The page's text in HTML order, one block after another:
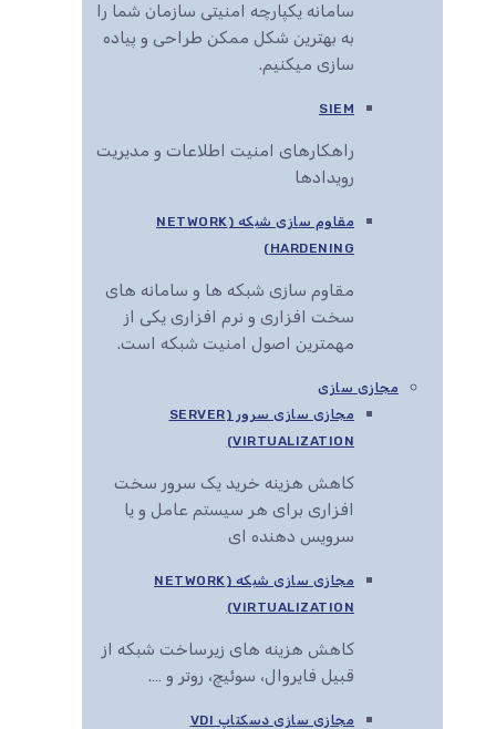
سامانه یکپارچه امنیتی سازمان شما را
به بهترین شکل ممکن طراحی و پیاده
سازی میکنیم.
SIEM
راهکارهای امنیت اطلاعات و مدیریت
رویدادها
مقاوم سازی شبکه (NETWORK
HARDENING)
مقاوم سازی شبکه ها و سامانه های
سخت افزاری و نرم افزاری یکی از
مهمترین اصول امنیت شبکه است.
مجازی سازی
مجازی سازی سرور (SERVER
VIRTUALIZATION)
کاهش هزینه خرید یک سرور سخت
افزاری برای هر سیستم عامل و یا
سرویس دهنده ای
مجازی سازی شبکه (NETWORK
VIRTUALIZATION)
کاهش هزینه های زیرساخت شبکه از
قبیل فایروال، سوئیچ، روتر و ….
مجازی سازی دسکتاپ VDI